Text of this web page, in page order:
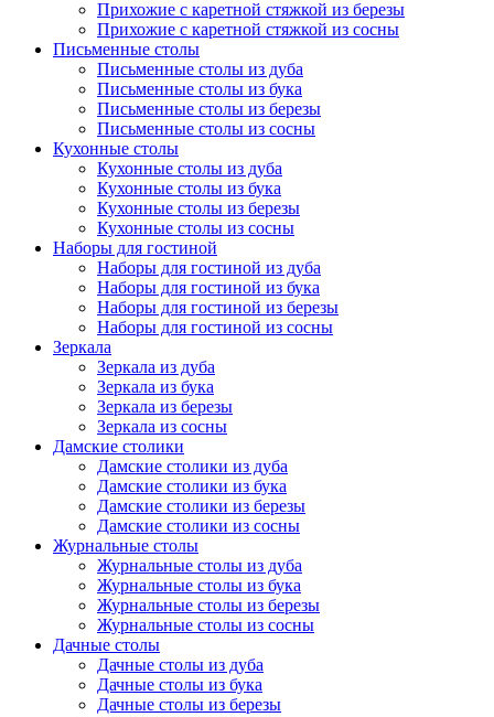
Прихожие с каретной стяжкой из березы
Прихожие с каретной стяжкой из сосны
Письменные столы
Письменные столы из дуба
Письменные столы из бука
Письменные столы из березы
Письменные столы из сосны
Кухонные столы
Кухонные столы из дуба
Кухонные столы из бука
Кухонные столы из березы
Кухонные столы из сосны
Наборы для гостиной
Наборы для гостиной из дуба
Наборы для гостиной из бука
Наборы для гостиной из березы
Наборы для гостиной из сосны
Зеркала
Зеркала из дуба
Зеркала из бука
Зеркала из березы
Зеркала из сосны
Дамские столики
Дамские столики из дуба
Дамские столики из бука
Дамские столики из березы
Дамские столики из сосны
Журнальные столы
Журнальные столы из дуба
Журнальные столы из бука
Журнальные столы из березы
Журнальные столы из сосны
Дачные столы
Дачные столы из дуба
Дачные столы из бука
Дачные столы из березы